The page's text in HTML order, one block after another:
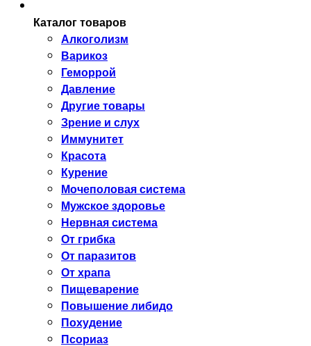
Каталог товаров
Алкоголизм
Варикоз
Геморрой
Давление
Другие товары
Зрение и слух
Иммунитет
Красота
Курение
Мочеполовая система
Мужское здоровье
Нервная система
От грибка
От паразитов
От храпа
Пищеварение
Повышение либидо
Похудение
Псориаз